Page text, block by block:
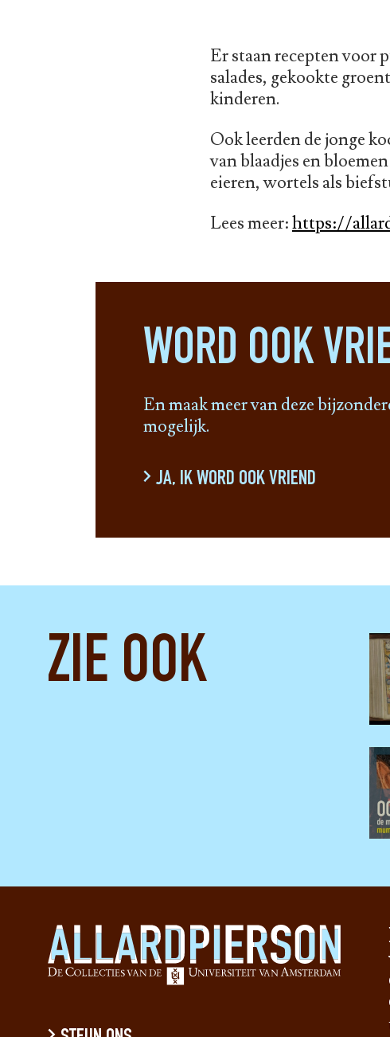
Er staan recepten voor
salades, gekookte
kinderen.
Ook leerden de jonge
van blaadjes en
eieren, wortels als
Lees meer:https://
WORD OOK
En maak meer van deze
mogelijk.
JA, IK WORD OOK VRIEND
ZIE OOK